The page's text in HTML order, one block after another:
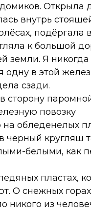
Открыла
внутрь
подёргала
к большой
земли. Я
одну в этой
сзади.
сторону
повозку
обледенелых
чёрный кругляш
белыми, как
пластах,
О снежных
никого из